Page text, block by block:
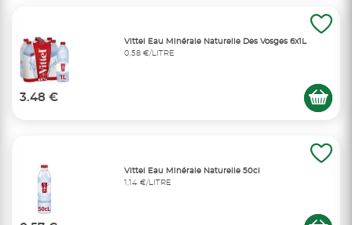
Vittel Eau Minérale Naturelle Des Vosges 6x1L
0,58 €/LITRE
3.48 €
Vittel Eau Minérale Naturelle 50cl
1,14 €/LITRE